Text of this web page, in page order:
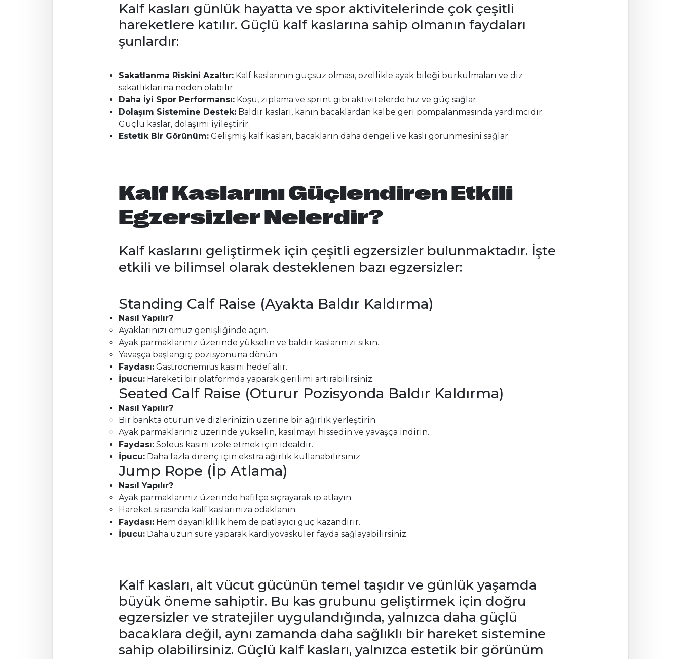
Kalf kasları günlük hayatta ve spor aktivitelerinde çok çeşitli
hareketlere katılır. Güçlü kalf kaslarına sahip olmanın faydaları
şunlardır:
Sakatlanma Riskini Azaltır: Kalf kaslarının güçsüz olması, özellikle ayak bileği burkulmaları ve diz
sakatlıklarına neden olabilir.
Daha İyi Spor Performansı: Koşu, zıplama ve sprint gibi aktivitelerde hız ve güç sağlar.
Dolaşım Sistemine Destek: Baldır kasları, kanın bacaklardan kalbe geri pompalanmasında yardımcıdır.
Güçlü kaslar, dolaşımı iyileştirir.
Estetik Bir Görünüm: Gelişmiş kalf kasları, bacakların daha dengeli ve kaslı görünmesini sağlar.
Kalf Kaslarını Güçlendiren Etkili
Egzersizler Nelerdir?
Kalf kaslarını geliştirmek için çeşitli egzersizler bulunmaktadır. İşte
etkili ve bilimsel olarak desteklenen bazı egzersizler:
Standing Calf Raise (Ayakta Baldır Kaldırma)
Nasıl Yapılır?
Ayaklarınızı omuz genişliğinde açın.
Ayak parmaklarınız üzerinde yükselin ve baldır kaslarınızı sıkın.
Yavaşça başlangıç pozisyonuna dönün.
Faydası: Gastrocnemius kasını hedef alır.
İpucu: Hareketi bir platformda yaparak gerilimi artırabilirsiniz.
Seated Calf Raise (Oturur Pozisyonda Baldır Kaldırma)
Nasıl Yapılır?
Bir bankta oturun ve dizlerinizin üzerine bir ağırlık yerleştirin.
Ayak parmaklarınız üzerinde yükselin, kasılmayı hissedin ve yavaşça indirin.
Faydası: Soleus kasını izole etmek için idealdir.
İpucu: Daha fazla direnç için ekstra ağırlık kullanabilirsiniz.
Jump Rope (İp Atlama)
Nasıl Yapılır?
Ayak parmaklarınız üzerinde hafifçe sıçrayarak ip atlayın.
Hareket sırasında kalf kaslarınıza odaklanın.
Faydası: Hem dayanıklılık hem de patlayıcı güç kazandırır.
İpucu: Daha uzun süre yaparak kardiyovasküler fayda sağlayabilirsiniz.
Kalf kasları, alt vücut gücünün temel taşıdır ve günlük yaşamda
büyük öneme sahiptir. Bu kas grubunu geliştirmek için doğru
egzersizler ve stratejiler uygulandığında, yalnızca daha güçlü
bacaklara değil, aynı zamanda daha sağlıklı bir hareket sistemine
sahip olabilirsiniz. Güçlü kalf kasları, yalnızca estetik bir görünüm